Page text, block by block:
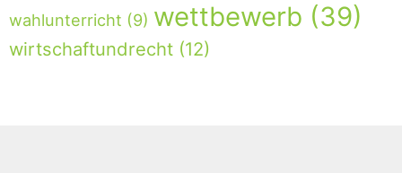
wahlunterricht (9) wettbewerb (39)
wirtschaftundrecht (12)